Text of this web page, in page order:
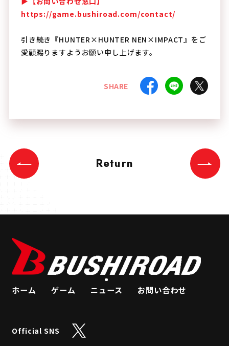
https://game.bushiroad.com/contact/
引き続き『HUNTER×HUNTER NEN×IMPACT』をご
愛顧賜りますようお願い申し上げます。
SHARE
Return
ホーム ゲーム ニュース お問い合わせ
Official SNS